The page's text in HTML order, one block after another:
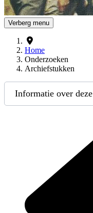
Verberg menu
Home
Onderzoeken
Archiefstukken
Informatie over deze